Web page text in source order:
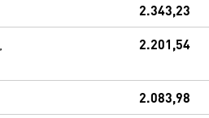
2.343,23
2.201,54
2.083,98